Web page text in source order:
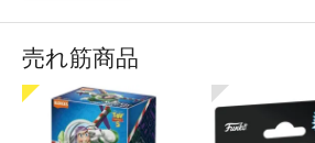
売れ筋商品